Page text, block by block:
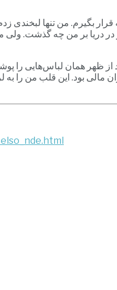
در دریا بر من چه گذشت.
ظهر همان لباس‌هایی را
مالی بود. این قلب من را